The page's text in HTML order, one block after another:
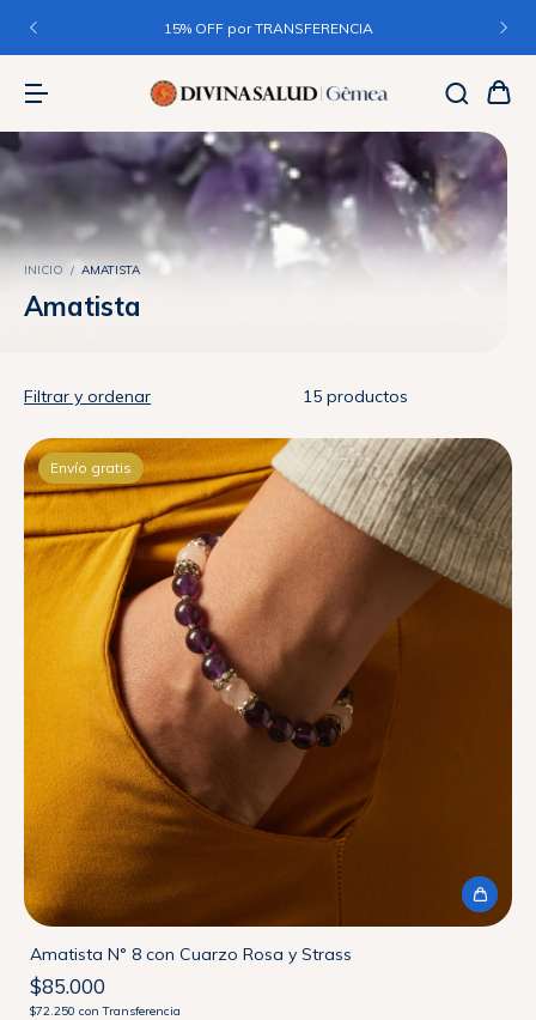
+$150.000
INICIO / AMATISTA
Amatista
Filtrar y ordenar 15 productos
Envío gratis
Amatista N° 8 con Cuarzo Rosa y Strass
$85.000
$72.250 con Transferencia